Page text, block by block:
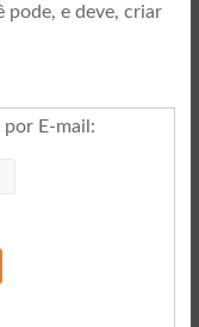
pode, e deve, criar
E-mail :